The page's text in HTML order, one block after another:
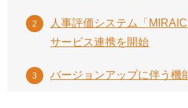
人事評価システム「
サービス連携を開始
バージョンアップに伴う機